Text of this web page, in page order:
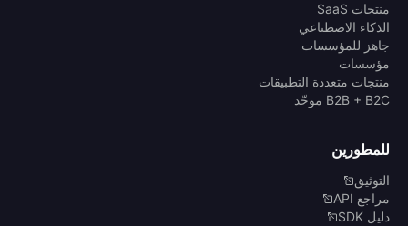
منتجات SaaS
الذكاء الاصطناعي
جاهز للمؤسسات
مؤسسات
منتجات متعددة التطبيقات
B2B + B2C موحّد
للمطورين
التوثيق
مراجع API
دليل SDK